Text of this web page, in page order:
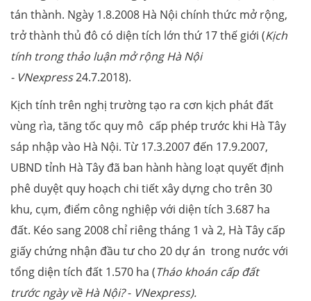
tán thành. Ngày 1.8.2008 Hà Nội chính thức mở rộng,
trở thành thủ đô có diện tích lớn thứ 17 thế giới (Kịch
tính trong thảo luận mở rộng Hà Nội
- VNexpress24.7.2018).
Kịch tính trên nghị trường tạo ra cơn kịch phát đất
vùng rìa, tăng tốc quy mô cấp phép trước khi Hà Tây
sáp nhập vào Hà Nội. Từ 17.3.2007 đến 17.9.2007,
UBND tỉnh Hà Tây đã ban hành hàng loạt quyết định
phê duyệt quy hoạch chi tiết xây dựng cho trên 30
khu, cụm, điểm công nghiệp với diện tích 3.687 ha
đất. Kéo sang 2008 chỉ riêng tháng 1 và 2, Hà Tây cấp
giấy chứng nhận đầu tư cho 20 dự án trong nước với
tổng diện tích đất 1.570 ha (Tháo khoán cấp đất
trước ngày về Hà Nội?- VNexpress).